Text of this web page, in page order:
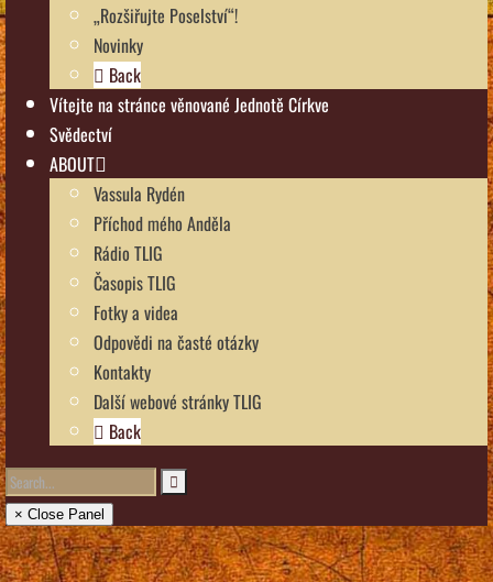
„Rozšiřujte Poselství“!
Novinky
Back
Vítejte na stránce věnované Jednotě Církve
Svědectví
ABOUT
Vassula Rydén
Příchod mého Anděla
Rádio TLIG
Časopis TLIG
Fotky a videa
Odpovědi na časté otázky
Kontakty
Další webové stránky TLIG
Back
× Close Panel